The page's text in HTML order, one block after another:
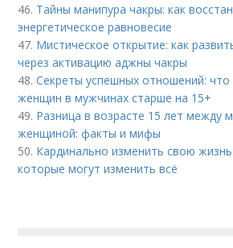
46. Тайны манипура чакры: как
энергетическое равновесие
47. Мистическое открытие: как
через активацию аджны чакры
48.Секреты успешных отношений: что
женщин в мужчинах старше на 15+
49. Разница в возрасте 15 лет между
женщиной: факты и мифы
50. Кардинально изменить свою
которые могут изменить всё